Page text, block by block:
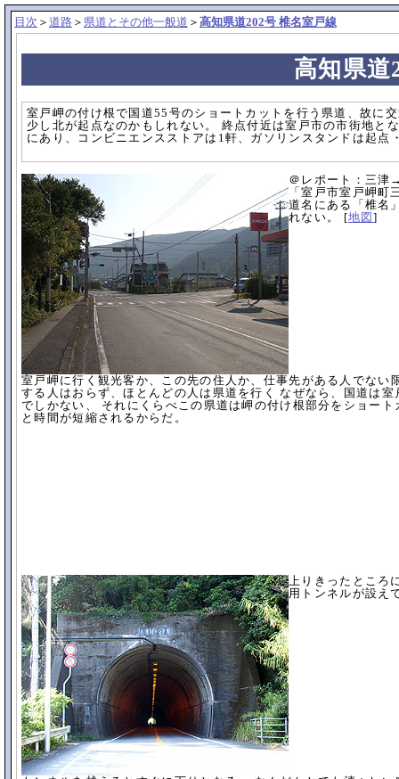
目次 ＞ 道路 ＞ 県道とその他一般道 ＞ 高知県道202号 椎名室戸線
高知県道
室戸岬の付け根で国道55号のショートカットを行う県道、故に
少し北が起点なのかもしれない。 終点付近は室戸市の市街地と
にあり、コンビニエンスストアは1軒、ガソリンスタンドは起点
＠レポート：三津
「室戸市室戸岬
道名にある「椎名
れない。 [地図]
室戸岬に行く観光客か、この先の住人か、仕事先がある人でない
する人はおらず、ほとんどの人は県道を行く なぜなら、国道は
でしかない、 それにくらべこの県道は岬の付け根部分をショー
と時間が短縮されるからだ。
上りきったところ
用トンネルが設え